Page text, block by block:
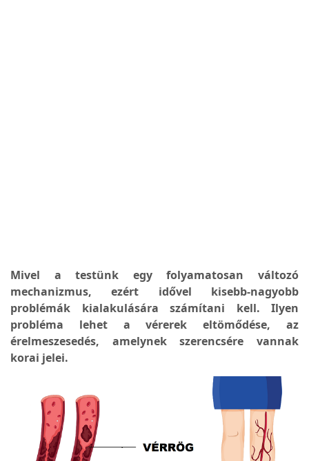
Mivel a testünk egy folyamatosan változó
mechanizmus, ezért idővel kisebb-nagyobb
problémák kialakulására számítani kell. Ilyen
probléma lehet a vérerek eltömődése, az
érelmeszesedés, amelynek szerencsére vannak
korai jelei.